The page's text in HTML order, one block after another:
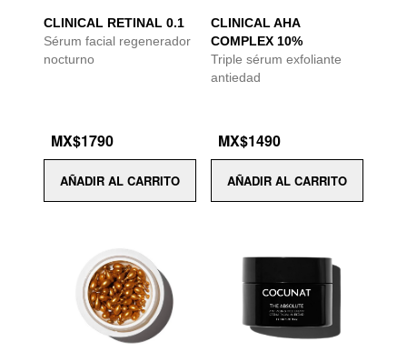
CLINICAL RETINAL 0.1
Sérum facial regenerador
nocturno
MX$1790
AÑADIR AL CARRITO
CLINICAL AHA
COMPLEX 10%
Triple sérum exfoliante
antiedad
MX$1490
AÑADIR AL CARRITO